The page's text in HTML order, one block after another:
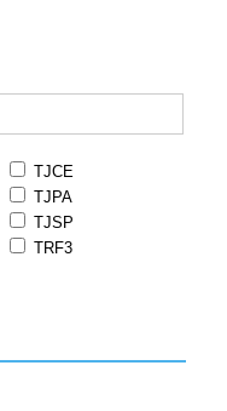
TJCE
TJPA
TJSP
TRF3